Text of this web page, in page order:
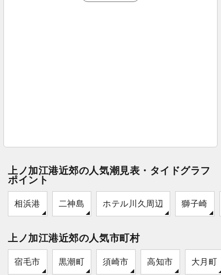
上ノ加江港近郊の人気潮見表・タイドグラフ
ポイント
相浜港 二神島 ホテル川久周辺 獅子崎
上ノ加江港近郊の人気市町村
宿毛市 黒潮町 須崎市 高知市 大月町